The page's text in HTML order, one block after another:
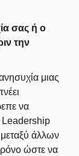
σας ή ο
την
μιας
να
Leadership
άλλων
ώστε να